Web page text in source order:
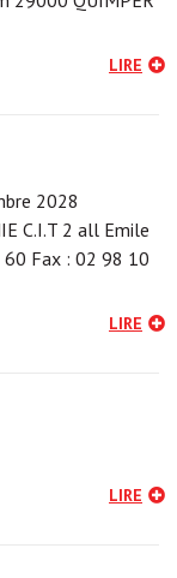
LIRE
2028
C.I.T 2 all Emile
60 Fax : 02 98 10
LIRE
LIRE